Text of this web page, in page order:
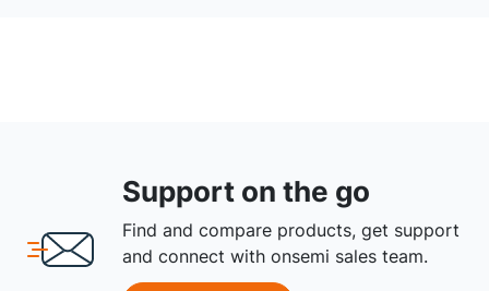
Support on the go
Find and compare products, get support
and connect with onsemi sales team.